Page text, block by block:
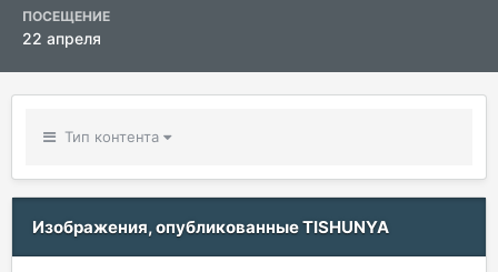
ПОСЕЩЕНИЕ
22 апреля
Тип контента
Изображения, опубликованные TISHUNYA